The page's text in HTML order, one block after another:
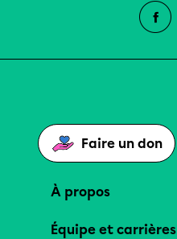
Faire un don
À propos
Équipe et carrières